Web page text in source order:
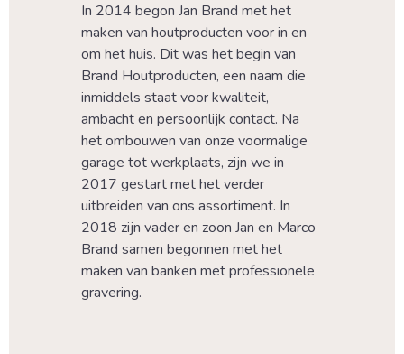
In 2014 begon Jan Brand met het
maken van houtproducten voor in en
om het huis. Dit was het begin van
Brand Houtproducten, een naam die
inmiddels staat voor kwaliteit,
ambacht en persoonlijk contact. Na
het ombouwen van onze voormalige
garage tot werkplaats, zijn we in
2017 gestart met het verder
uitbreiden van ons assortiment. In
2018 zijn vader en zoon Jan en Marco
Brand samen begonnen met het
maken van banken met professionele
gravering.